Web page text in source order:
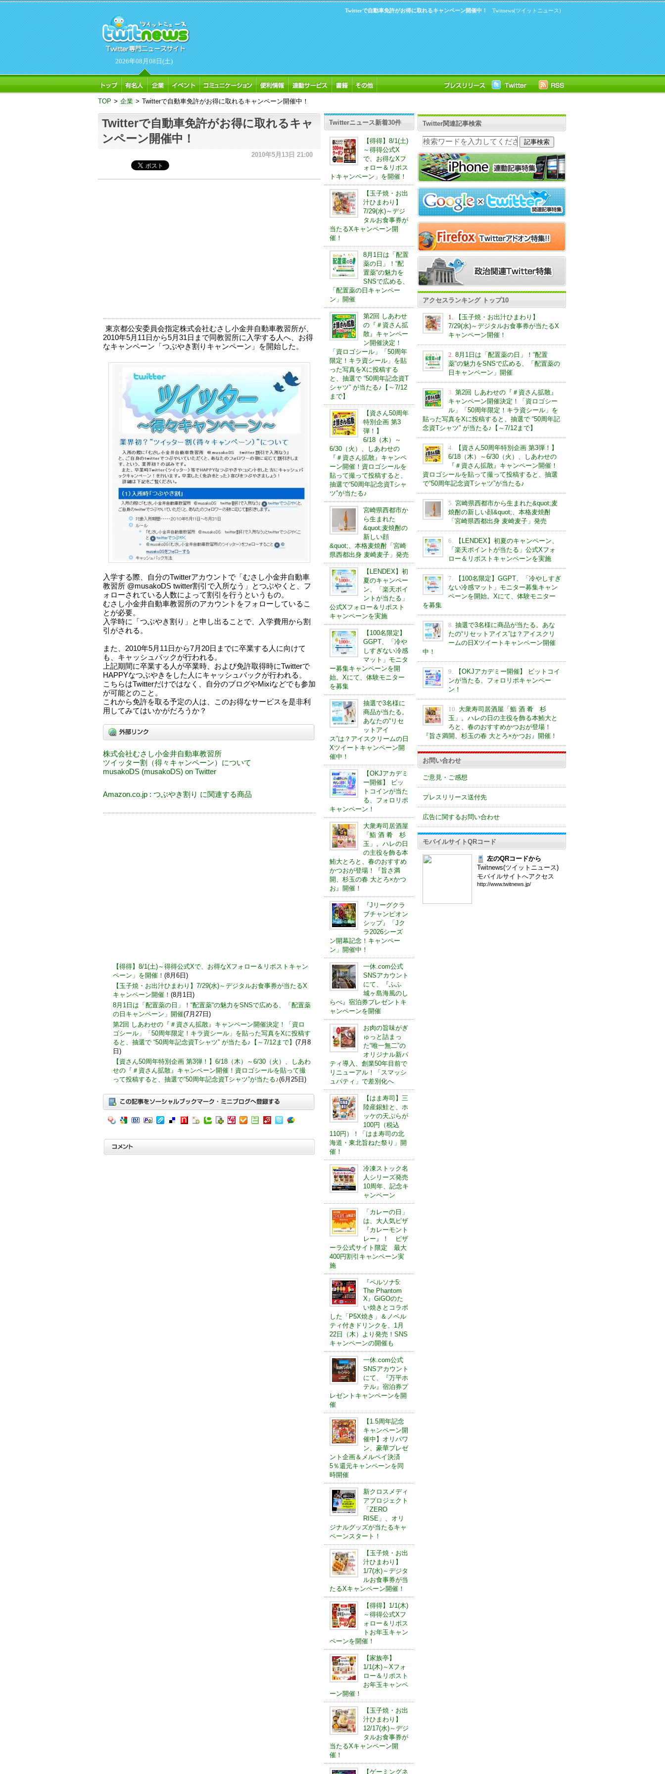
2026年08月08日(土)
Twitnews(ツイットニュース)
Twitterで自動車免許がお得に取れるキャンペーン開催中！
TOP > 企業 > Twitterで自動車免許がお得に取れるキャンペーン開催中！
Twitterで自動車免許がお得に取れるキャ
ンペーン開催中！
2010年5月13日 21:00
東京都公安委員会指定株式会社むさし小金井自動車教習所が、
2010年5月11日から5月31日まで同教習所に入学する人へ、お得
なキャンペーン「つぶやき割りキャンペーン」を開始した。
入学する際、自分のTwitterアカウントで「むさし小金井自動車
教習所 @musakoDS twitter割引で入所なう」とつぶやくと、フ
ォローされている人数によって割引を行うというもの。
むさし小金井自動車教習所のアカウントをフォローしているこ
とが必要。
入学時に「つぶやき割り」と申し出ることで、入学費用から割
引がされる。
また、2010年5月11日から7月20日までに卒業する人に向けて
も、キャッシュバックが行われる。
上記期間に卒業する人が卒業時、および免許取得時にTwitterで
HAPPYなつぶやきをした人にキャッシュバックが行われる。
こちらはTwitterだけではなく、自分のブログやMixiなどでも参加
が可能とのこと。
これから免許を取る予定の人は、このお得なサービスを是非利
用してみてはいかがだろうか？
株式会社むさし小金井自動車教習所
ツイッター割（得々キャンペーン）について
musakoDS (musakoDS) on Twitter
Amazon.co.jp : つぶやき割り に関連する商品
【得得】8/1(土)～得得公式Xで、お得なXフォロー＆リポストキャン
ペーン」を開催！ (8月6日)
【玉子焼・お出汁ひまわり】7/29(水)～デジタルお食事券が当たるX
キャンペーン開催！ (8月1日)
8月1日は「配置薬の日」！“配置薬“の魅力をSNSで広める、「配置薬
の日キャンペーン」開催(7月27日)
第2回 しあわせの『＃資さん拡散』キャンペーン開催決定！「資ロ
ゴシール」「50周年限定！キラ資シール」を貼った写真をXに投稿す
ると、抽選で “50周年記念資Tシャツ” が当たる♪【～7/12まで】 (7月8
日)
【資さん50周年特別企画 第3弾！】6/18（木）～6/30（火）、しあわ
せの『＃資さん拡散』キャンペーン開催！資ロゴシールを貼って撮
って投稿すると、抽選で“50周年記念資Tシャツ”が当たる♪(6月25日)
Twitterニュース新着30件
【得得】8/1(土)
～得得公式X
で、お得なXフ
ォロー＆リポス
トキャンペーン」を開催！
【玉子焼・お出
汁ひまわり】
7/29(水)～デジ
タルお食事券が
当たるXキャンペーン開
催！
8月1日は「配置
薬の日」！“配
置薬“の魅力を
SNSで広める、
「配置薬の日キャンペー
ン」開催
第2回 しあわせ
の『＃資さん拡
散』キャンペー
ン開催決定！
「資ロゴシール」「50周年
限定！キラ資シール」を貼
った写真をXに投稿する
と、抽選で “50周年記念資T
シャツ” が当たる♪【～7/12
まで】
【資さん50周年
特別企画 第3
弾！】
6/18（木）～
6/30（火）、しあわせの
『＃資さん拡散』キャンペ
ーン開催！資ロゴシールを
貼って撮って投稿すると、
抽選で“50周年記念資Tシャ
ツ”が当たる♪
宮崎県西都市か
ら生まれた
&quot;麦焼酎の
新しい顔
&quot;、本格麦焼酎「宮崎
県西都出身 麦崎麦子」発売
【LENDEX】初
夏のキャンペー
ン、「楽天ポイ
ントが当たる」
公式Xフォロー＆リポスト
キャンペーンを実施
【100名限定】
GGPT、「冷や
しすぎない冷感
マット」モニタ
ー募集キャンペーンを開
始。Xにて、体験モニター
を募集
抽選で3名様に
商品が当たる。
あなたの“リセ
ットアイ
ス”は？アイスクリームの日
Xツイートキャンペーン開
催中！
【OKJアカデミ
ー開催】 ビッ
トコインが当た
る、フォロリポ
キャンペーン！
大衆寿司居酒屋
「鮨 酒 肴 杉
玉」。ハレの日
の主役を飾る本
鮪大とろと、春のおすすめ
かつおが登場！『旨さ満
開、杉玉の春 大とろ×かつ
お』開催！
『Jリーグクラ
ブチャンピオン
シップ』「Jク
ラ2026シーズ
ン開幕記念！キャンペー
ン」開催中！
一休.com公式
SNSアカウント
にて、『ふふ
城ヶ島海風のし
らべ』宿泊券プレゼントキ
ャンペーンを開催
お肉の旨味がぎ
ゅっと詰まっ
た“唯一無二”の
オリジナル新パ
ティ導入、創業50年目前で
リニューアル！「スマッシ
ュパティ」で差別化へ
【はま寿司】三
陸産銀鮭と、ホ
ッケの天ぷらが
100円（税込
110円）！「はま寿司の北
海道・東北旨ねた祭り」開
催！
冷凍ストック名
人シリーズ発売
10周年、記念キ
ャンペーン
「カレーの日」
は、大人気ピザ
『カレーモント
レー』！ ピザ
ーラ公式サイト限定 最大
400円割引キャンペーン実
施
『ペルソナ5:
The Phantom
X』GiGOのた
い焼きとコラボ
した「P5X焼き」＆ノベル
ティ付きドリンクを、1月
22日（木）より発売！SNS
キャンペーンの開催も
一休.com公式
SNSアカウント
にて、『万平ホ
テル』宿泊券プ
レゼントキャンペーンを開
催
【1.5周年記念
キャンペーン開
催中】オリパワ
ン、豪華プレゼ
ント企画＆メルペイ決済
5％還元キャンペーンを同
時開催
新クロスメディ
アプロジェクト
「ZERO
RISE」、オリ
ジナルグッズが当たるキャ
ペーンスタート！
【玉子焼・お出
汁ひまわり】
1/7(水)～デジタ
ルお食事券が当
たるXキャンペーン開催！
【得得】1/1(木)
～得得公式Xフ
ォロー＆リポス
トお年玉キャン
ペーンを開催！
【家族亭】
1/1(木)～Xフォ
ロー＆リポスト
お年玉キャンペ
ーン開催！
【玉子焼・お出
汁ひまわり】
12/17(水)～デジ
タルお食事券が
当たるXキャンペーン開
催！
【ゲーミングネ
Twitter関連記事検索
アクセスランキング トップ10
1.
【玉子焼・お出汁ひまわり】
7/29(水)～デジタルお食事券が当たるX
キャンペーン開催！
2. 8月1日は「配置薬の日」！“配置
薬“の魅力をSNSで広める、「配置薬の
日キャンペーン」開催
3. 第2回 しあわせの『＃資さん拡散』
キャンペーン開催決定！「資ロゴシー
ル」「50周年限定！キラ資シール」を
貼った写真をXに投稿すると、抽選で “50周年記
念資Tシャツ” が当たる♪【～7/12まで】
4.
【資さん50周年特別企画 第3弾！】
6/18（木）～6/30（火）、しあわせの
『＃資さん拡散』キャンペーン開催！
資ロゴシールを貼って撮って投稿すると、抽選
で“50周年記念資Tシャツ”が当たる♪
5. 宮崎県西都市から生まれた&quot;麦
焼酎の新しい顔&quot;、本格麦焼酎
「宮崎県西都出身 麦崎麦子」発売
6.
【LENDEX】初夏のキャンペーン、
「楽天ポイントが当たる」公式Xフォ
ロー＆リポストキャンペーンを実施
7.
【100名限定】GGPT、「冷やしすぎ
ない冷感マット」モニター募集キャン
ペーンを開始。Xにて、体験モニター
を募集
8. 抽選で3名様に商品が当たる。あな
たの“リセットアイス”は？アイスクリ
ームの日Xツイートキャンペーン開催
中！
9.
【OKJアカデミー開催】 ビットコイ
ンが当たる、フォロリポキャンペー
ン！
10. 大衆寿司居酒屋「鮨 酒 肴 杉
玉」。ハレの日の主役を飾る本鮪大と
ろと、春のおすすめかつおが登場！
『旨さ満開、杉玉の春 大とろ×かつお』開催！
お問い合わせ
ご意見・ご感想
プレスリリース送付先
広告に関するお問い合わせ
モバイルサイトQRコード
左のQRコードから
Twitnews(ツイットニュース)
モバイルサイトへアクセス
http://www.twitnews.jp/